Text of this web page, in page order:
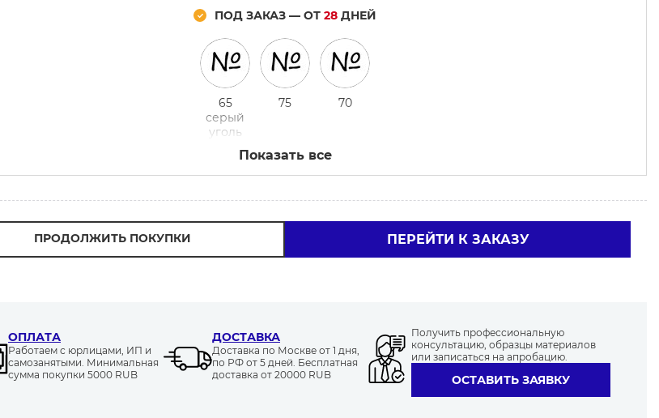
ПОД ЗАКАЗ — ОТ 28 ДНЕЙ
65
серый
уголь
75 70
Показать все
ПРОДОЛЖИТЬ ПОКУПКИ ПЕРЕЙТИ К ЗАКАЗУ
ОПЛАТА
Работаем с юрлицами, ИП и
самозанятыми. Минимальная
сумма покупки 5000 RUB
ДОСТАВКА
Доставка по Москве от 1 дня,
по РФ от 5 дней. Бесплатная
доставка от 20000 RUB
Получить профессиональную
консультацию, образцы материалов
или записаться на апробацию.
ОСТАВИТЬ ЗАЯВКУ